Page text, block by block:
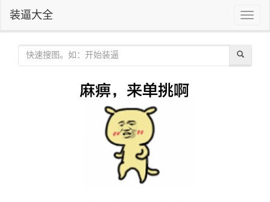
Toggle
装逼大全